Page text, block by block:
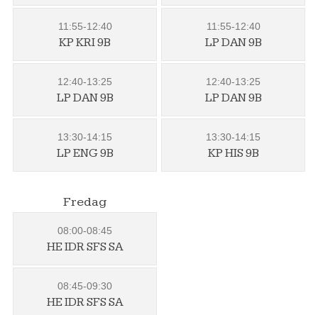
11:55-12:40
KP KRI 9B
12:40-13:25
LP DAN 9B
13:30-14:15
LP ENG 9B
11:55-12:40
LP DAN 9B
12:40-13:25
LP DAN 9B
13:30-14:15
KP HIS 9B
Fredag
08:00-08:45
HE IDR SFS SA
08:45-09:30
HE IDR SFS SA